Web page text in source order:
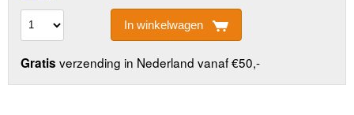
In winkelwagen
Gratis verzending in Nederland vanaf €50,-